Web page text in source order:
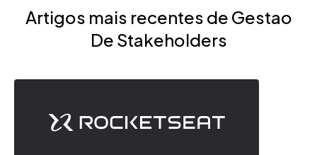
Artigos mais recentes de Gestao
De Stakeholders